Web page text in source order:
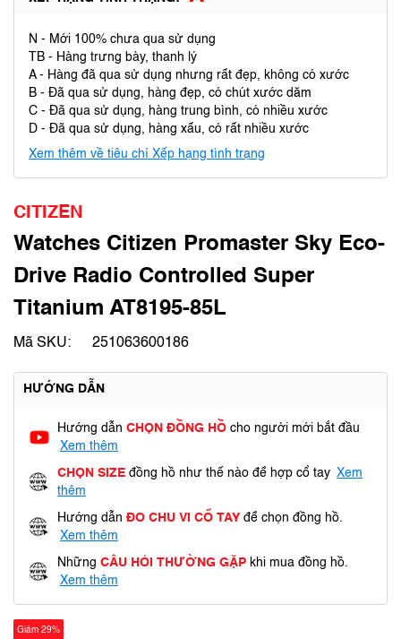
N - Mới 100% chưa qua sử dụng
TB - Hàng trưng bày, thanh lý
A - Hàng đã qua sử dụng nhưng rất đẹp, không có xước
B - Đã qua sử dụng, hàng đẹp, có chút xước dăm
C - Đã qua sử dụng, hàng trung bình, có nhiều xước
D - Đã qua sử dụng, hàng xấu, có rất nhiều xước
Xem thêm về tiêu chí Xếp hạng tình trạng
CITIZEN
Watches Citizen Promaster Sky Eco-
Drive Radio Controlled Super
Titanium AT8195-85L
Mã SKU: 251063600186
HƯỚNG DẪN
Hướng dẫn CHỌN ĐỒNG HỒ cho người mới bắt đầu
Xem thêm
CHỌN SIZE đồng hồ như thế nào để hợp cổ tay Xem
thêm
Hướng dẫn ĐO CHU VI CỔ TAY để chọn đồng hồ.
Xem thêm
Những CÂU HỎI THƯỜNG GẶP khi mua đồng hồ.
Xem thêm
Giảm 29%